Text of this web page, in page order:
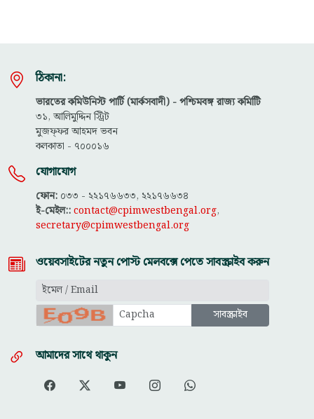
ঠিকানা:
ভারতের কমিউনিস্ট পার্টি (মার্কসবাদী) - পশ্চিমবঙ্গ রাজ্য কমিটিি
৩১, আলিমুদ্দিন স্ট্রিট
মুজফ্ফ‌র আহমদ ভবন
কলকাতা - ৭০০০১৬
যোগাযোগ
ফোন: ০৩৩ - ২২১৭৬৬৩৩, ২২১৭৬৬৩৪
ই-মেইল::contact@cpimwestbengal.org,
secretary@cpimwestbengal.org
ওয়েবসাইটের নতুন পোস্ট মেলবক্সে পেতে সাবস্ক্রাইব করুন
আমাদের সাথে থাকুন